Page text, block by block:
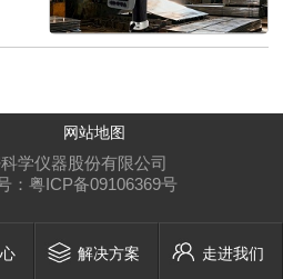
网站地图
学仪器股份有限公司
： 粤ICP备09106369号
解决方案 走进我们